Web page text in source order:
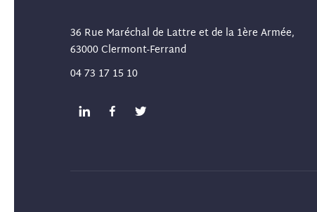
36 Rue Maréchal de Lattre et de la 1ère Armée,
63000 Clermont-Ferrand
04 73 17 15 10